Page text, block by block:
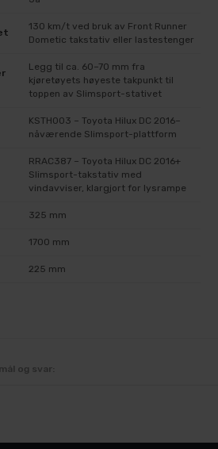
130 km/t ved bruk av Front Runner
Dometic takstativ eller lastestenger
Legg til ca. 60–70 mm fra
kjøretøyets høyeste takpunkt til
toppen av Slimsport-stativet
KSTH003 – Toyota Hilux DC 2016–
nåværende Slimsport-plattform
RRAC387 – Toyota Hilux DC 2016+
Slimsport-takstativ med
vindavviser, klargjort for lysrampe
325 mm
1700 mm
225 mm
og svar: